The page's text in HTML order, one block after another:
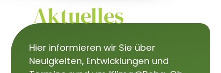
Aktuelles
Hier informieren wir Sie über
Neuigkeiten, Entwicklungen und